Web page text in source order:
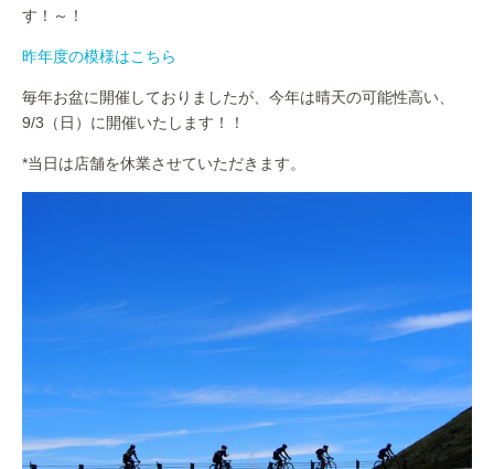
す！～！
昨年度の模様はこちら
毎年お盆に開催しておりましたが、今年は晴天の可能性高い、
9/3（日）に開催いたします！！
*当日は店舗を休業させていただきます。